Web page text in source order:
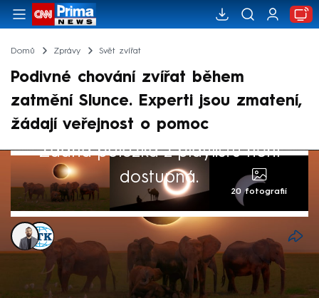
Domů Zprávy Svět zvířat
Podivné chování zvířat během
zatmění Slunce. Experti jsou zmatení,
žádají veřejnost o pomoc
Žádná položka z playlistu není
dostupná.
20 fotografií
Alexandr Božilov
10. dub 2024, 15:30
Ačkoli někteří lidé v Severní Americe při